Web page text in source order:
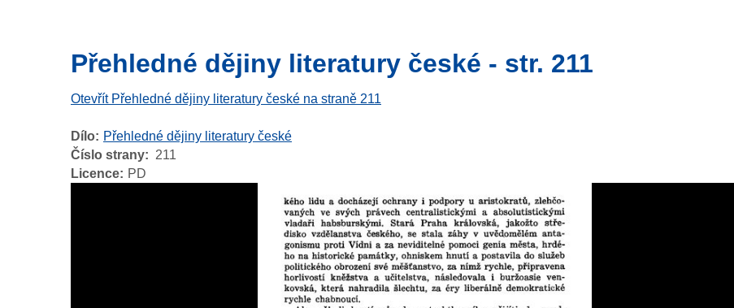
Přehledné dějiny literatury české - str. 211
Otevřít Přehledné dějiny literatury české na straně 211
Dílo
Přehledné dějiny literatury české
Číslo strany
211
Licence
PD